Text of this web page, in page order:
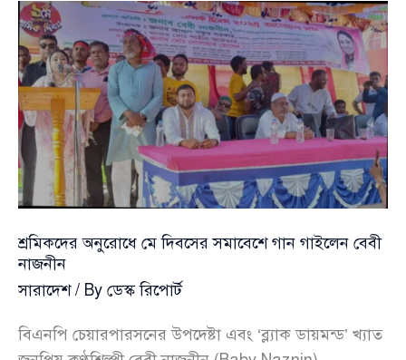
শ্রমিকদের অনুরোধে মে দিবসের সমাবেশে গান গাইলেন বেবী
নাজনীন
সারাদেশ/ By ডেস্ক রিপোর্ট
বিএনপি চেয়ারপারসনের উপদেষ্টা এবং ‘ব্ল্যাক ডায়মন্ড’ খ্যাত